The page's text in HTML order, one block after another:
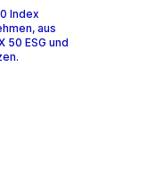
Index
aus
50 ESG und